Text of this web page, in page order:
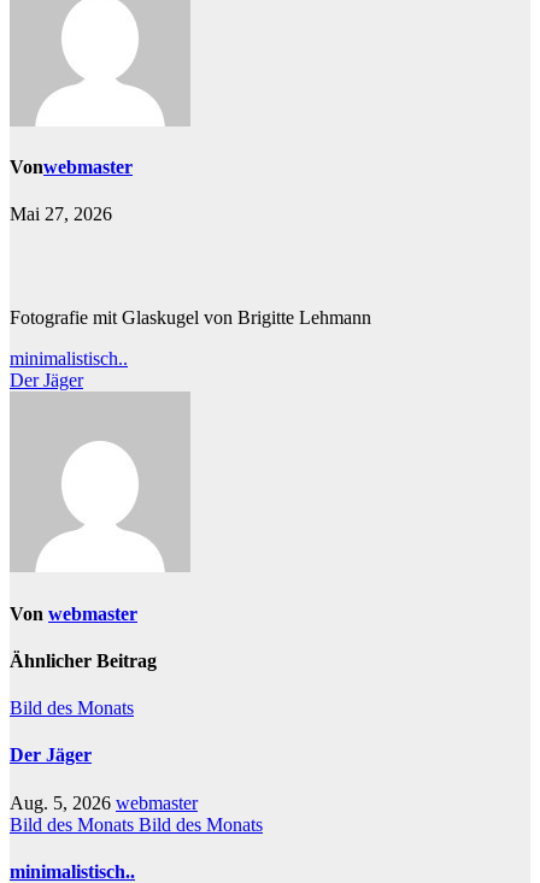
Vonwebmaster
Mai 27, 2026
Fotografie mit Glaskugel von Brigitte Lehmann
Beitragsnavigation
minimalistisch..
Der Jäger
Von webmaster
Ähnlicher Beitrag
Bild des Monats
Der Jäger
Aug. 5, 2026 webmaster
Bild des Monats Bild des Monats
minimalistisch..